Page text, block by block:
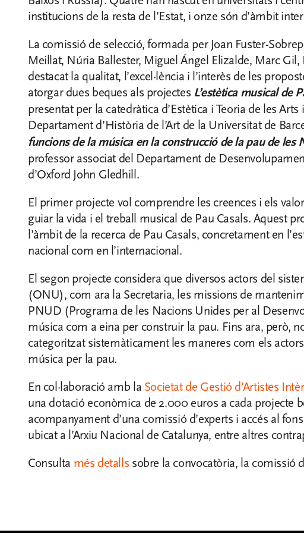
institucions de la resta de l’Estat, i onze són d’àmbit
La comissió de selecció, formada per Joan Fuster-
Meillat, Núria Ballester, Miguel Ángel Elizalde, Marc Gil,
destacat la qualitat, l’excel·lència i l’interès de les
atorgar dues beques als projectes L’estètica musical de
presentat per la catedràtica d’Estètica i Teoria de les
Departament d’Història de l’Art de la Universitat de
funcions de la música en la construcció de la pau de les
professor associat del Departament de
d’Oxford John Gledhill.
El primer projecte vol comprendre les creences i els
guiar la vida i el treball musical de Pau Casals. Aquest
l’àmbit de la recerca de Pau Casals, concretament en
nacional com en l’internacional.
El segon projecte considera que diversos actors del
(ONU), com ara la Secretaria, les missions de
PNUD (Programa de les Nacions Unides per al
música com a eina per construir la pau. Fins ara, però,
categoritzat sistemàticament les maneres com els
música per la pau.
En col·laboració amb la Societat de Gestió d’Artistes
una dotació econòmica de 2.000 euros a cada projecte
acompanyament d’una comissió d’experts i accés al
ubicat a l’Arxiu Nacional de Catalunya, entre altres
Consulta més detalls sobre la convocatòria, la comissió